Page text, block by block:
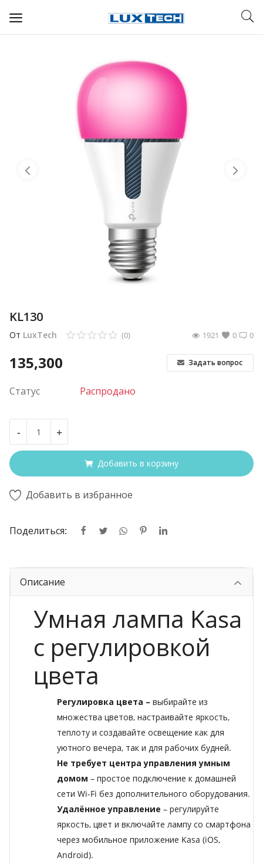
РЕШЕНИЯ ДЛЯ ДОМА
ДЛЯ ОПЕРАТОРОВ СВЯЗИ
KL130
От LuxTech 0
(0) 0
1921
135,300 Задать вопрос
Статус Распродано
- +
Добавить в корзину
Добавить в избранное
Поделиться:
Описание
Умная лампа Kasa
с регулировкой
цвета
Регулировка цвета – выбирайте из
множества цветов, настраивайте яркость,
теплоту и создавайте освещение как для
уютного вечера, так и для рабочих будней.
Не требует центра управления умным
домом – простое подключение к домашней
сети Wi-Fi без дополнительного оборудования.
Удалённое управление – регулируйте
яркость, цвет и включайте лампу со смартфона
через мобильное приложение Kasa (iOS,
Android).